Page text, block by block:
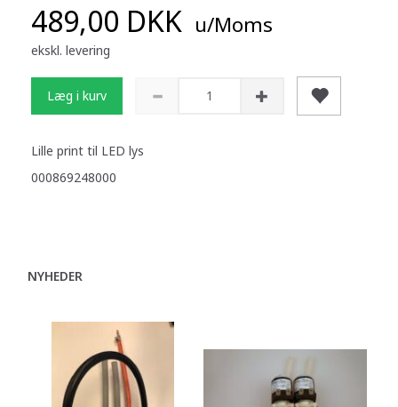
489,00 DKK u/Moms
ekskl. levering
Læg i kurv
Lille print til LED lys
000869248000
NYHEDER